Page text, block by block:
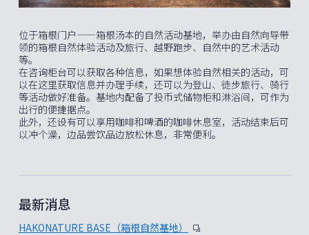
位于箱根门户——箱根汤本的自然活动基地，举办由自然向导带
领的箱根自然体验活动及旅行、越野跑步、自然中的艺术活动
等。
在咨询柜台可以获取各种信息，如果想体验自然相关的活动，可
以在这里获取信息并办理手续，还可以为登山、徒步旅行、骑行
等活动做好准备。基地内配备了投币式储物柜和淋浴间，可作为
出行的便捷据点。
此外，还设有可以享用咖啡和啤酒的咖啡休息室，活动结束后可
以冲个澡，边品尝饮品边放松休息，非常便利。
最新消息
HAKONATURE BASE（箱根自然基地）